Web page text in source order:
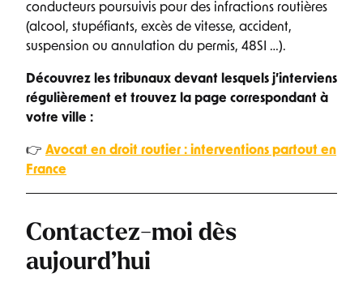
conducteurs poursuivis pour des infractions routières
(alcool, stupéfiants, excès de vitesse, accident,
suspension ou annulation du permis, 48SI …).
Découvrez les tribunaux devant lesquels j’interviens
régulièrement et trouvez la page correspondant à
votre ville :
👉 Avocat en droit routier : interventions partout en
France
Contactez-moi dès
aujourd’hui